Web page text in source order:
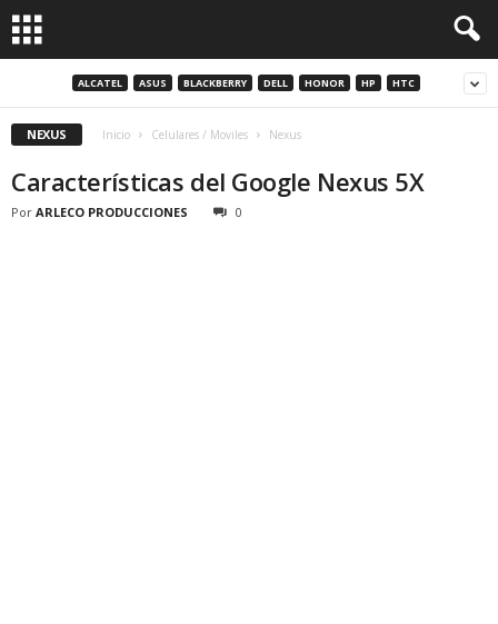
ALCATEL ASUS BLACKBERRY DELL HONOR HP HTC
NEXUS Inicio Celulares / Moviles Nexus
Características del Google Nexus 5X
Por ARLECO PRODUCCIONES 0